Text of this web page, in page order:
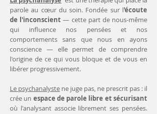
parole au cœur du soin. Fondée sur l'écoute
de l'inconscient— cette part de nous-même
qui influence nos pensées et nos
comportements sans que nous en ayons
conscience — elle permet de comprendre
l'origine de ce qui vous bloque et de vous en
libérer progressivement.
Le psychanalyste ne juge pas, ne prescrit pas : il
crée un espace de parole libre et sécurisant
où l'analysant associe librement ses pensées.